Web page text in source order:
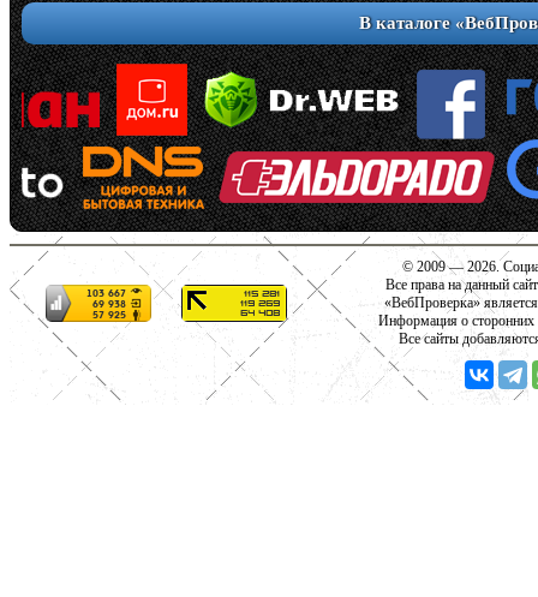
В каталоге
© 2009 — 2026.
Все права на данный
«ВебПроверка»
Информация о сторонних
Все сайты